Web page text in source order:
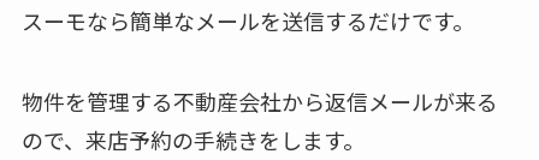
スーモなら簡単なメールを送信するだけです。
物件を管理する不動産会社から返信メールが来る
ので、来店予約の手続きをします。